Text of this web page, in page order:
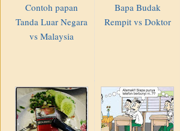
Contoh papan
Tanda Luar Negara
vs Malaysia
Bapa Budak
Rempit vs Doktor